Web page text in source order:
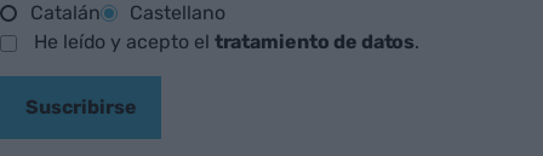
Catalán
Castellano
He leído y acepto el tratamiento de datos.
Suscribirse